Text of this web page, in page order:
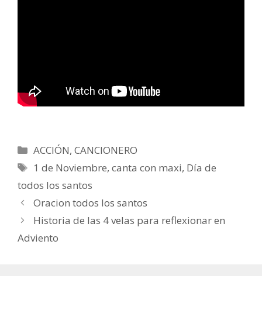
Categorías
ACCIÓN,CANCIONERO
Etiquetas
1 de Noviembre,canta con maxi, Día de
todos los santos
Oracion todos los santos
Historia de las 4 velas para reflexionar en
Adviento